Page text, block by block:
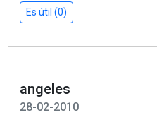
Es útil (0)
angeles
28-02-2010